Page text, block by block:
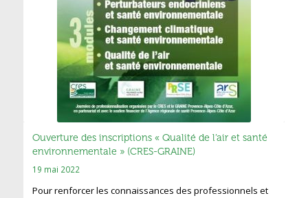
Ouverture des inscriptions « Qualité de l’air et santé
environnementale » (CRES-GRAINE)
19 mai 2022
Pour renforcer les connaissances des professionnels et